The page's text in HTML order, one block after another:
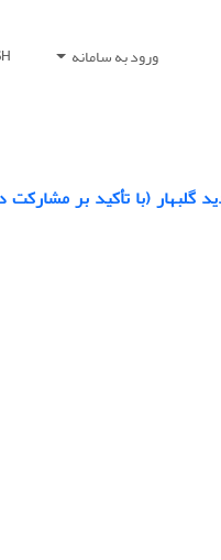
ورود به سامانه
(با تأکید بر مشارکت